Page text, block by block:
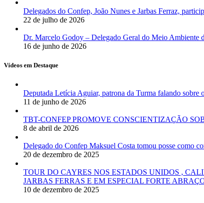
Delegados do Confep, João Nunes e Jarbas Ferraz,
22 de julho de 2026
Dr. Marcelo Godoy – Delegado Geral do Meio Ambiente
16 de junho de 2026
Vídeos em Destaque
Deputada Letícia Aguiar, patrona da Turma falando sobre
11 de junho de 2026
TBT-CONFEP PROMOVE CONSCIENTIZAÇÃO
8 de abril de 2026
Delegado do Confep Maksuel Costa tomou posse como
20 de dezembro de 2025
TOUR DO CAYRES NOS ESTADOS UNIDOS ,
JARBAS FERRAS E EM ESPECIAL FORTE
10 de dezembro de 2025